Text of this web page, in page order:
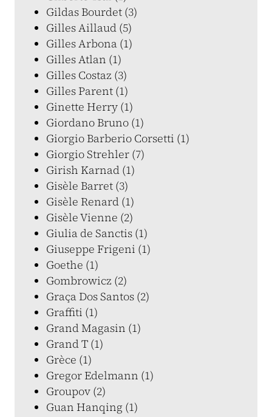
Gildas Bourdet (3)
Gilles Aillaud (5)
Gilles Arbona (1)
Gilles Atlan (1)
Gilles Costaz (3)
Gilles Parent (1)
Ginette Herry (1)
Giordano Bruno (1)
Giorgio Barberio Corsetti (1)
Giorgio Strehler (7)
Girish Karnad (1)
Gisèle Barret (3)
Gisèle Renard (1)
Gisèle Vienne (2)
Giulia de Sanctis (1)
Giuseppe Frigeni (1)
Goethe (1)
Gombrowicz (2)
Graça Dos Santos (2)
Graffiti (1)
Grand Magasin (1)
Grand T (1)
Grèce (1)
Gregor Edelmann (1)
Groupov (2)
Guan Hanqing (1)